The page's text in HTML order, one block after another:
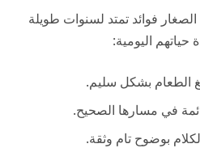
الصغار فوائد تمتد لسنوات طويلة
اليومية:
الطعام بشكل سليم.
في مسارها الصحيح.
بوضوح تام وثقة.